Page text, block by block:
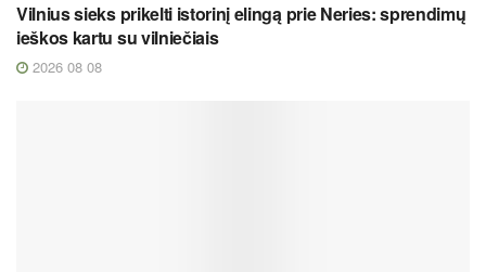
Vilnius sieks prikelti istorinį elingą prie Neries: sprendimų
ieškos kartu su vilniečiais
2026 08 08